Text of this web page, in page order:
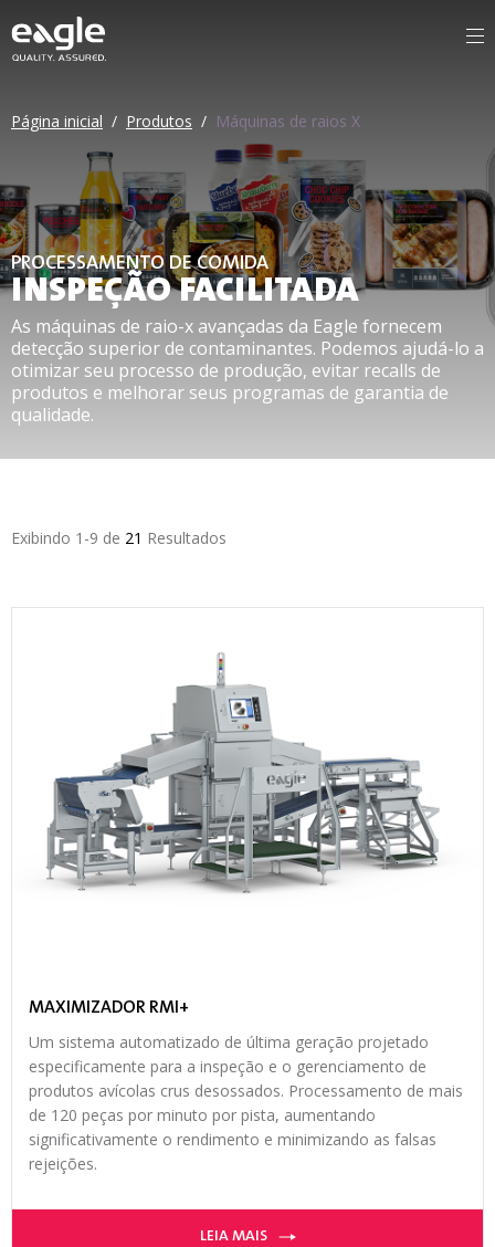
Página inicial / Produtos / Máquinas de raios X
PROCESSAMENTO DE COMIDA
INSPEÇÃO FACILITADA
As máquinas de raio-x avançadas da Eagle fornecem
detecção superior de contaminantes. Podemos ajudá-lo a
otimizar seu processo de produção, evitar recalls de
produtos e melhorar seus programas de garantia de
qualidade.
Exibindo 1-9 de 21 Resultados
MAXIMIZADOR RMI+
Um sistema automatizado de última geração projetado
especificamente para a inspeção e o gerenciamento de
produtos avícolas crus desossados. Processamento de mais
de 120 peças por minuto por pista, aumentando
significativamente o rendimento e minimizando as falsas
rejeições.
LEIA MAIS